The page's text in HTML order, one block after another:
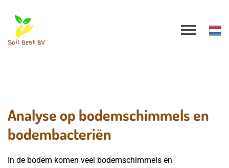
Analyse op bodemschimmels en
bodembacteriën
In de bodem komen veel bodemschimmels en